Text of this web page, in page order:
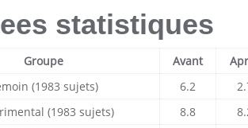
statistiques
Groupe Avant
(1983 sujets)
6.2
(1983 sujets)
8.8